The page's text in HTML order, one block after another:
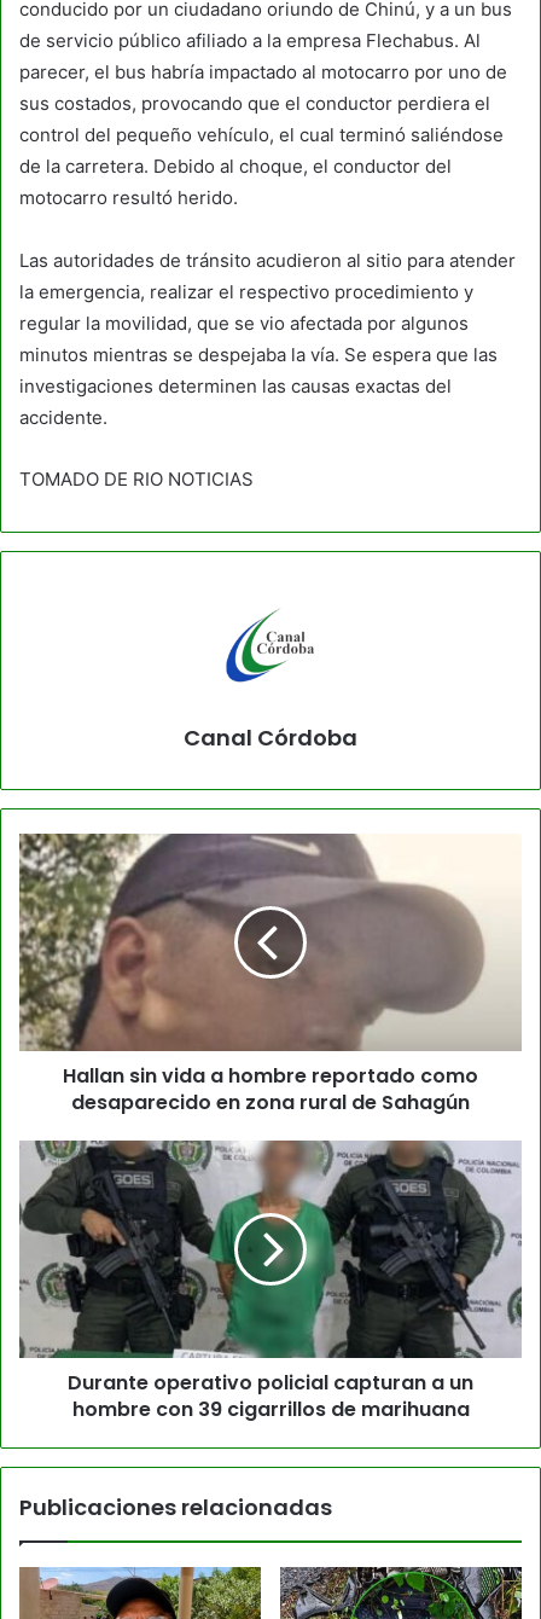
conducido por un ciudadano oriundo de Chinú, y a un bus
de servicio público afiliado a la empresa Flechabus. Al
parecer, el bus habría impactado al motocarro por uno de
sus costados, provocando que el conductor perdiera el
control del pequeño vehículo, el cual terminó saliéndose
de la carretera. Debido al choque, el conductor del
motocarro resultó herido.
Las autoridades de tránsito acudieron al sitio para atender
la emergencia, realizar el respectivo procedimiento y
regular la movilidad, que se vio afectada por algunos
minutos mientras se despejaba la vía. Se espera que las
investigaciones determinen las causas exactas del
accidente.
TOMADO DE RIO NOTICIAS
Canal Córdoba
Hallan sin vida a hombre reportado como
desaparecido en zona rural de Sahagún
Durante operativo policial capturan a un
hombre con 39 cigarrillos de marihuana
Publicaciones relacionadas